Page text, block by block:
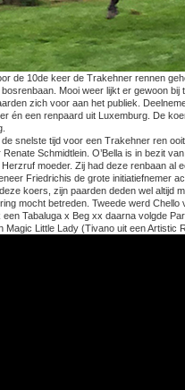
de 10de keer de Trakehner rennen
Mooi weer lijkt er gewoon bij
zich voor aan het publiek.
én een renpaard uit Luxemburg. De
de snelste tijd voor een Trakehner ren
Schmidtlein. O’Bella is in bezit
moeder. Zij had deze renbaan al
Friedrichis de grote initiatiefnemer
koers, zijn paarden deden wel altijd
mocht betreden. Tweede werd Chello
Tabaluga x Beg xx daarna volgde
Little Lady (Tivano uit een Artistic